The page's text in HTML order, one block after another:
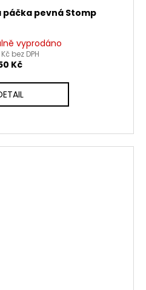
pevná Stomp
vyprodáno
bez DPH
Kč